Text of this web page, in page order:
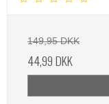
149,95 DKK
44,99 DKK